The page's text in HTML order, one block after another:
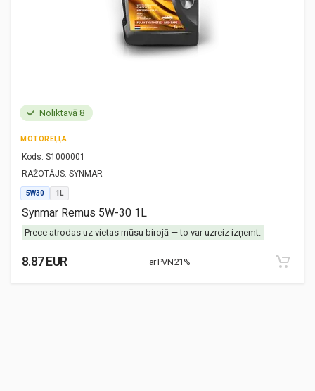
Noliktavā 8
MOTOREĻĻA
Kods: S1000001
RAŽOTĀJS: SYNMAR
5W30 1L
Synmar Remus 5W-30 1L
Prece atrodas uz vietas mūsu birojā — to var uzreiz izņemt.
8.87 EUR ar PVN 21%